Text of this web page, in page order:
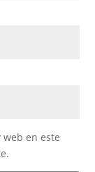
en este